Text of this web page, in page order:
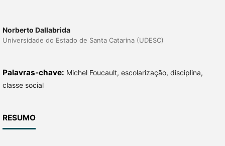
Norberto Dallabrida
Universidade do Estado de Santa Catarina (UDESC)
Palavras-chave: Michel Foucault, escolarização, disciplina,
classe social
RESUMO